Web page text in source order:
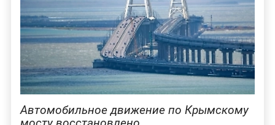
Автомобильное движение по Крымскому